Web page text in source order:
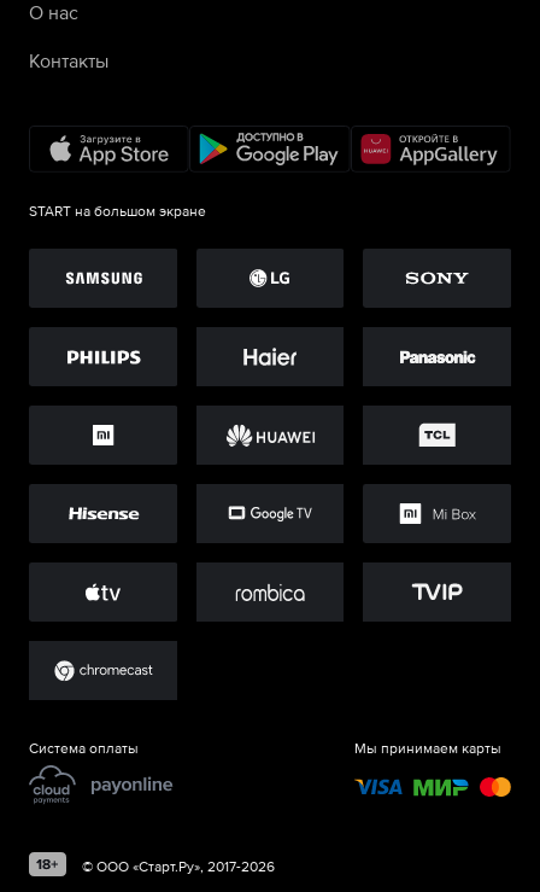
О нас
Контакты
START на большом экране
Система оплаты Мы принимаем карты
© ООО «Старт.Ру», 2017-2026